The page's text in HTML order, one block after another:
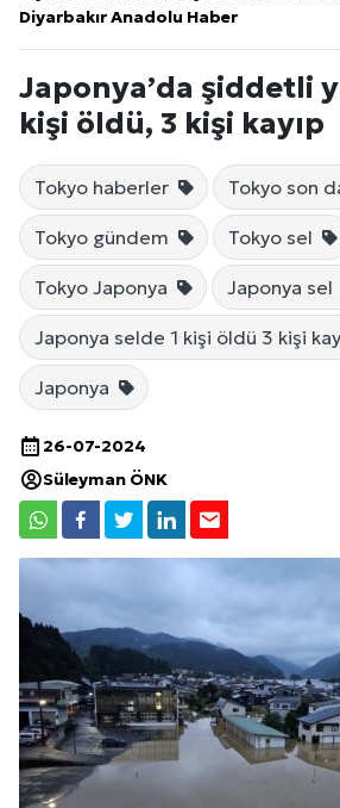
Diyarbakır Anadolu Haber
Japonya’da şiddetli
kişi öldü, 3 kişi kayıp
Tokyo haberler Tokyo son
Tokyo gündem Tokyo sel
Tokyo Japonya Japonya sel
Japonya selde 1 kişi öldü 3 kişi
Japonya
26-07-2024
Süleyman ÖNK